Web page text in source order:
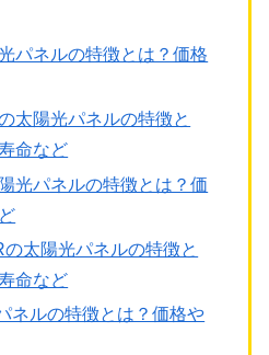
パネルの特徴とは？価格
太陽光パネルの特徴と
命など
光パネルの特徴とは？価
太陽光パネルの特徴と
命など
ネルの特徴とは？価格や